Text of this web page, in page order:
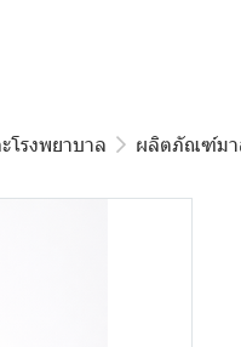
รงพยาบาล ผลิตภัณฑ์มา